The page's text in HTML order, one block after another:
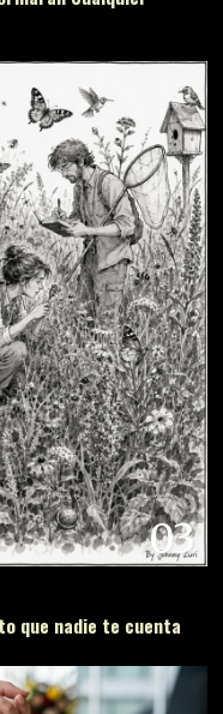
03
que nadie te cuenta